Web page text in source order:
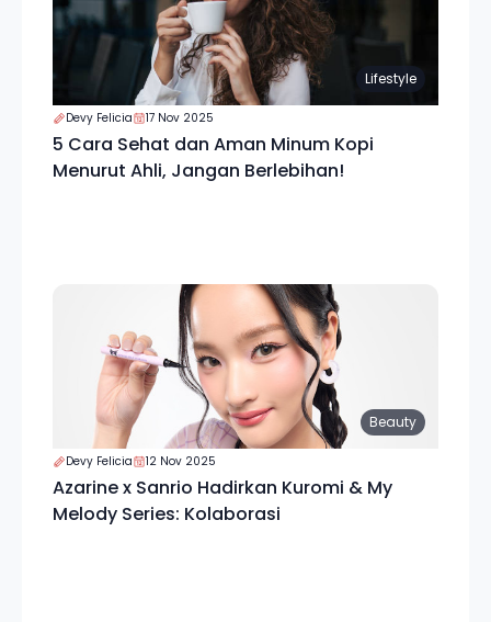
Lifestyle
Devy Felicia 17 Nov 2025
5 Cara Sehat dan Aman Minum Kopi
Menurut Ahli, Jangan Berlebihan!
Beauty
Devy Felicia 12 Nov 2025
Azarine x Sanrio Hadirkan Kuromi & My
Melody Series: Kolaborasi